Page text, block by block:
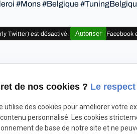
#Mons #Belgique
Twitter) est désactivé. Autoriser Facebook
de nos cookies ? Le
utilise des cookies pour améliorer votre
personnalisé. Les cookies
de base de notre site et ne